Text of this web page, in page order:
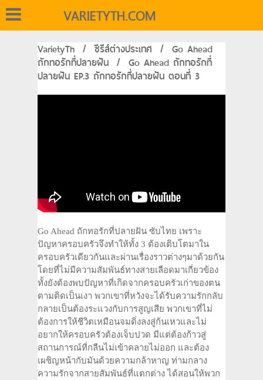
VARIETYTH.COM
VarietyTh / ซีรีส์ต่างประเทศ / Go Ahead
ถักทอรักที่ปลายฝัน / Go Ahead ถักทอรักที่
ปลายฝัน EP.3 ถักทอรักที่ปลายฝัน ตอนที่ 3
Go Ahead ถักทอรักที่ปลายฝัน ซับไทย เพราะ
ปัญหาครอบครัวจึงทำให้ทั้ง 3 ต้องเติบโตมาใน
ครอบครัวเดียวกันและผ่านเรื่องราวต่างๆมาด้วยกัน
โดยที่ไม่มีความสัมพันธ์ทางสายเลือดมาเกี่ยวข้อง
ทั้งยังต้องพบปัญหาที่เกิดจากครอบครัวเก่าของตน
ตามติดเป็นเงา พวกเขาที่หวังจะได้รับความรักกลับ
กลายเป็นต้องระแวงกับการสูญเสีย พวกเขาที่ไม่
ต้องการให้ชีวิตเหมือนจมดิ่งลงสู่ก้นเหวและไม่
อยากให้ครอบครัวต้องเจ็บปวด มีแต่ต้องก้าวสู่
สถานการณ์ที่กลืนไม่เข้าคลายไม่ออก และต้อง
เผชิญหน้ากับมันด้วยความกล้าหาญ ท่ามกลาง
ความรักจากสายสัมพันธ์ที่แตกต่าง ได้สอนให้พวก